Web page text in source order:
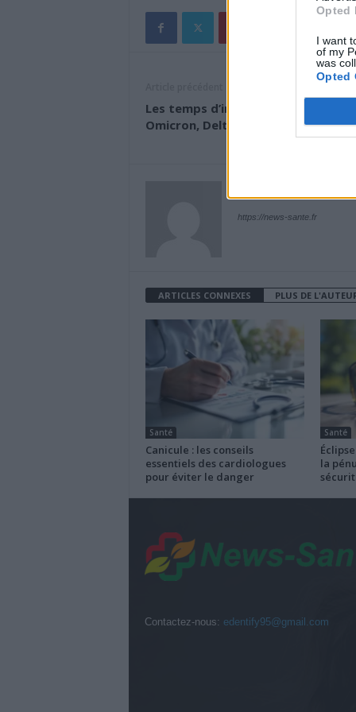
Opted
I want
of my
was
Opted
Les temps d’incubations du covid :
Omicron, Delta, B.Q.1.1
News Santé
https://news-sante.fr
ARTICLES CONNEXES PLUS DE
Santé
Canicule : les conseils
essentiels des cardiologues
pour éviter le danger
Santé
la
Contactez-nous: edentify95@gmail.com